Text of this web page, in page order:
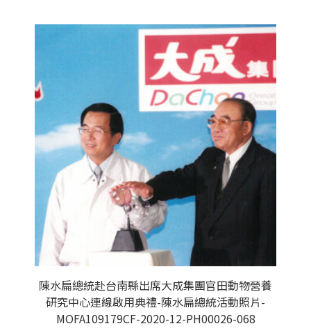
陳水扁總統赴台南縣出席大成集團官田動物營養
研究中心連線啟用典禮-陳水扁總統活動照片-
MOFA109179CF-2020-12-PH00026-068